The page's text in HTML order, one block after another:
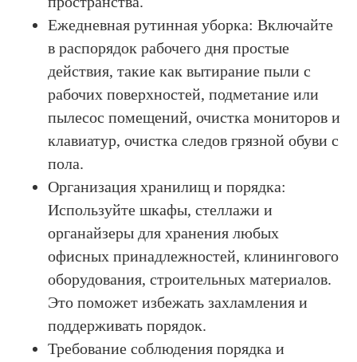
Ежедневная рутинная уборка: Включайте
в распорядок рабочего дня простые
действия, такие как вытирание пыли с
рабочих поверхностей, подметание или
пылесос помещений, очистка мониторов и
клавиатур, очистка следов грязной обуви с
пола.
Организация хранилищ и порядка:
Используйте шкафы, стеллажи и
органайзеры для хранения любых
офисных принадлежностей, клинингового
оборудования, строительных материалов.
Это поможет избежать захламления и
поддерживать порядок.
Требование соблюдения порядка и